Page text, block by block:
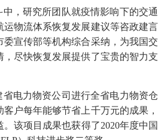
，研究所团队就疫情影响下的交通
运物流体系恢复发展建议等咨政建言
委宣传部等机构综合采纳，为我国交
尽快恢复发展提供了宝贵的智力支
电力物资公司进行全省电力物资仓
户每年能够节省上千万元的成果，
该项目成果也获得了2020年度中国